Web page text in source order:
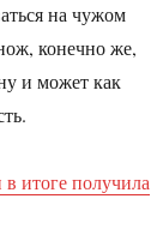
на чужом
конечно же,
и может как
итоге получила